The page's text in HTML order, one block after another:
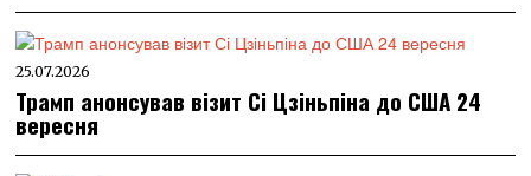
25.07.2026
Трамп анонсував візит Сі Цзіньпіна до США 24
вересня